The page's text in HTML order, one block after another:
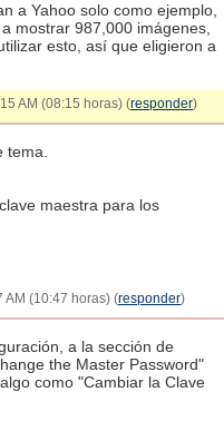
a Yahoo solo como ejemplo,
mostrar 987,000 imágenes,
esto, así que eligieron a
AM (08:15 horas) (responder)
maestra para los
AM (10:47 horas) (responder)
a la sección de
the Master Password"
como "Cambiar la Clave